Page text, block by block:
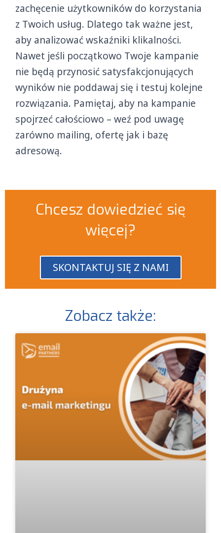
zachęcenie użytkowników do korzystania
z Twoich usług. Dlatego tak ważne jest,
aby analizować wskaźniki klikalności.
Nawet jeśli początkowo Twoje kampanie
nie będą przynosić satysfakcjonujących
wyników nie poddawaj się i testuj kolejne
rozwiązania. Pamiętaj, aby na kampanie
spojrzeć całościowo – weź pod uwagę
zarówno mailing, ofertę jak i bazę
adresową.
Chcesz dowiedzieć się
więcej?
SKONTAKTUJ SIĘ Z NAMI
Zobacz także: